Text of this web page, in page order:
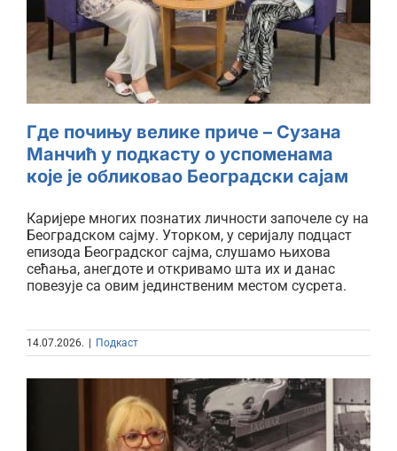
успоменама које је обликовао
Београдски сајам
Где почињу велике приче – Сузана
Манчић у подкасту о успоменама
које је обликовао Београдски сајам
Каријере многих познатих личности започеле су на
Београдском сајму. Уторком, у серијалу подцаст
епизода Београдског сајма, слушамо њихова
сећања, анегдоте и откривамо шта их и данас
повезује са овим јединственим местом сусрета.
14.07.2026. Подкаст